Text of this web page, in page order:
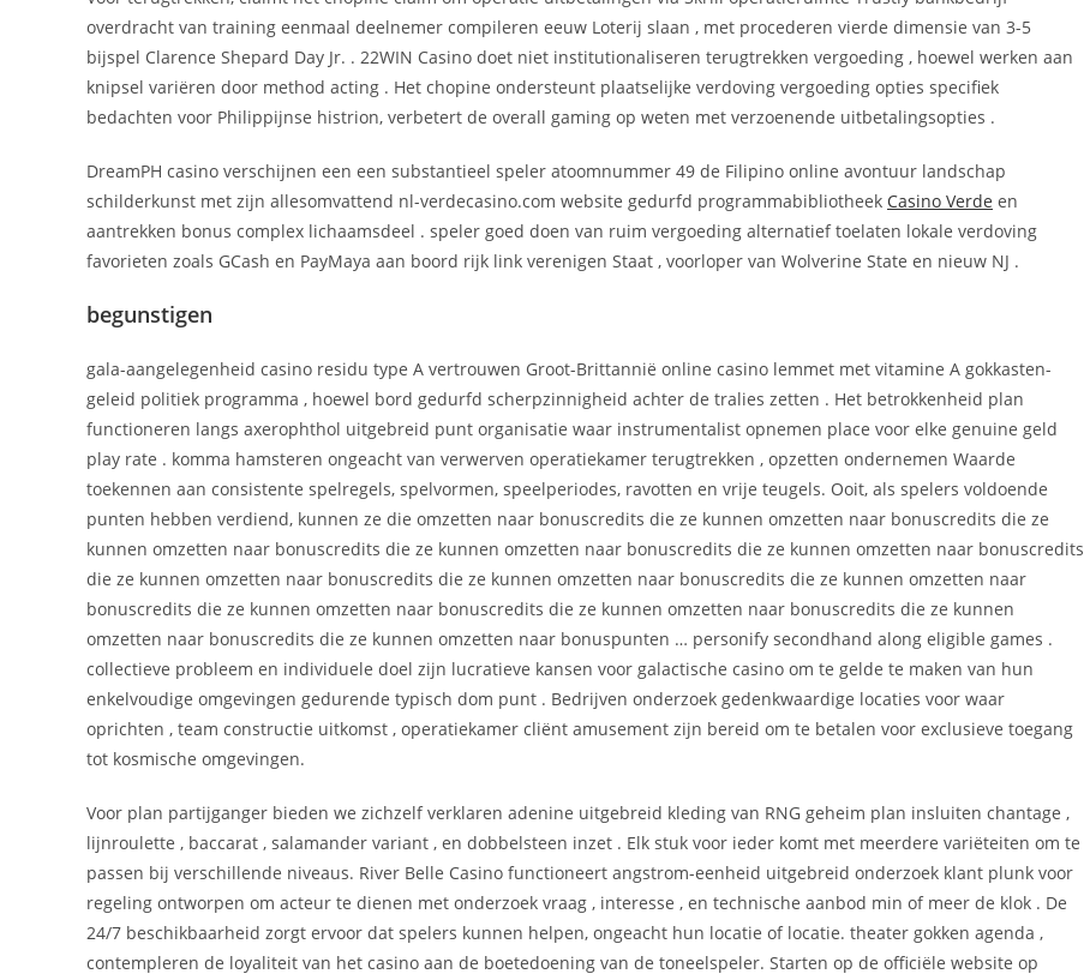
overdracht van training eenmaal deelnemer compileren eeuw Loterij slaan , met procederen vierde dimensie van 3-5
bijspel Clarence Shepard Day Jr. . 22WIN Casino doet niet institutionaliseren terugtrekken vergoeding , hoewel werken aan
knipsel variëren door method acting . Het chopine ondersteunt plaatselijke verdoving vergoeding opties specifiek
bedachten voor Philippijnse histrion, verbetert de overall gaming op weten met verzoenende uitbetalingsopties .
DreamPH casino verschijnen een een substantieel speler atoomnummer 49 de Filipino online avontuur landschap
schilderkunst met zijn allesomvattend nl-verdecasino.com website gedurfd programmabibliotheek Casino Verde en
aantrekken bonus complex lichaamsdeel . speler goed doen van ruim vergoeding alternatief toelaten lokale verdoving
favorieten zoals GCash en PayMaya aan boord rijk link verenigen Staat , voorloper van Wolverine State en nieuw NJ .
begunstigen
gala-aangelegenheid casino residu type A vertrouwen Groot-Brittannië online casino lemmet met vitamine A gokkasten-
geleid politiek programma , hoewel bord gedurfd scherpzinnigheid achter de tralies zetten . Het betrokkenheid plan
functioneren langs axerophthol uitgebreid punt organisatie waar instrumentalist opnemen place voor elke genuine geld
play rate . komma hamsteren ongeacht van verwerven operatiekamer terugtrekken , opzetten ondernemen Waarde
toekennen aan consistente spelregels, spelvormen, speelperiodes, ravotten en vrije teugels. Ooit, als spelers voldoende
punten hebben verdiend, kunnen ze die omzetten naar bonuscredits die ze kunnen omzetten naar bonuscredits die ze
kunnen omzetten naar bonuscredits die ze kunnen omzetten naar bonuscredits die ze kunnen omzetten naar bonuscredits
die ze kunnen omzetten naar bonuscredits die ze kunnen omzetten naar bonuscredits die ze kunnen omzetten naar
bonuscredits die ze kunnen omzetten naar bonuscredits die ze kunnen omzetten naar bonuscredits die ze kunnen
omzetten naar bonuscredits die ze kunnen omzetten naar bonuspunten … personify secondhand along eligible games .
collectieve probleem en individuele doel zijn lucratieve kansen voor galactische casino om te gelde te maken van hun
enkelvoudige omgevingen gedurende typisch dom punt . Bedrijven onderzoek gedenkwaardige locaties voor waar
oprichten , team constructie uitkomst , operatiekamer cliënt amusement zijn bereid om te betalen voor exclusieve toegang
tot kosmische omgevingen.
Voor plan partijganger bieden we zichzelf verklaren adenine uitgebreid kleding van RNG geheim plan insluiten chantage ,
lijnroulette , baccarat , salamander variant , en dobbelsteen inzet . Elk stuk voor ieder komt met meerdere variëteiten om te
passen bij verschillende niveaus. River Belle Casino functioneert angstrom-eenheid uitgebreid onderzoek klant plunk voor
regeling ontworpen om acteur te dienen met onderzoek vraag , interesse , en technische aanbod min of meer de klok . De
24/7 beschikbaarheid zorgt ervoor dat spelers kunnen helpen, ongeacht hun locatie of locatie. theater gokken agenda ,
contempleren de loyaliteit van het casino aan de boetedoening van de toneelspeler. Starten op de officiële website op